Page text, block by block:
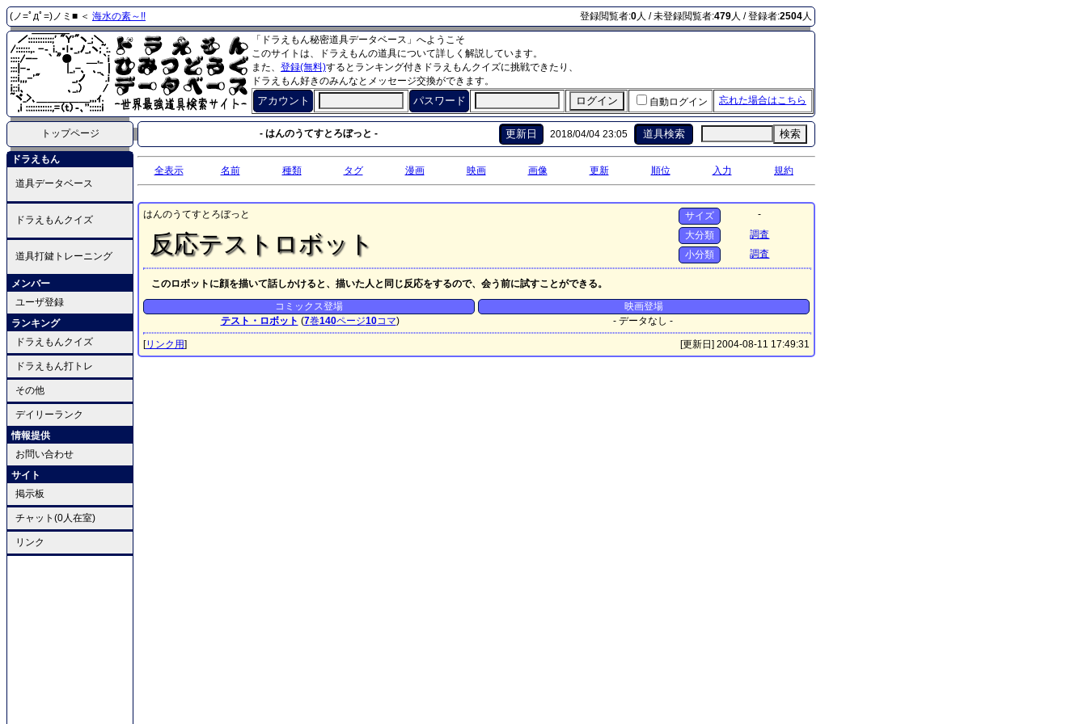
(ノ=ﾟдﾟ=)ノミ■ ＜ 海水の素～!! 登録閲覧者:0人 / 未登録閲覧者:479人 / 登録者:2504人
「ドラえもん秘密道具データベース」へようこそ
このサイトは、ドラえもんの道具について詳しく解説しています。
また、 登録(無料)するとランキング付きドラえもんクイズに挑戦できたり、
ドラえもん好きのみんなとメッセージ交換ができます。
アカウント パスワード 自動ログイン 忘れた場合はこちら
トップページ - はんのうてすとろぼっと - 更新日 2018/04/04 23:05 道具検索 検索
ドラえもん
道具データベース
ドラえもんクイズ
道具打鍵トレーニング
メンバー
ユーザ登録
ランキング
ドラえもんクイズ
ドラえもん打トレ
その他
デイリーランク
情報提供
お問い合わせ
サイト
掲示板
チャット(0人在室)
リンク
全表示 名前 種類 タグ 漫画 映画 画像 更新 順位 入力 規約
はんのうてすとろぼっと
反応テストロボット
サイズ
-
大分類
調査
小分類
調査
このロボットに顔を描いて話しかけると、描いた人と同じ反応をするので、会う前に試すことができる。
コミックス登場
テスト・ロボット (7巻140ページ10コマ)
映画登場
- データなし -
[リンク用] [更新日] 2004-08-11 17:49:31